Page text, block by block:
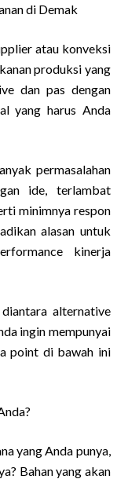
di Demak
atau konveksi
produksi yang
dan pas dengan
yang harus Anda
permasalahan
ide, terlambat
minimnya respon
alasan untuk
kinerja
alternative
ingin mempunyai
point di bawah ini
yang Anda punya,
Bahan yang akan